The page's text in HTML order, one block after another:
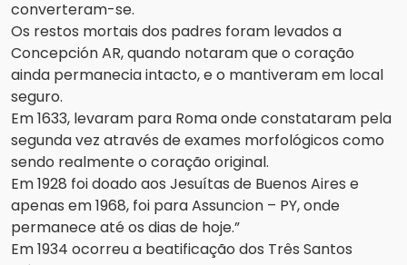
converteram-se.
Os restos mortais dos padres foram levados a
Concepción AR, quando notaram que o coração
ainda permanecia intacto, e o mantiveram em local
seguro.
Em 1633, levaram para Roma onde constataram pela
segunda vez através de exames morfológicos como
sendo realmente o coração original.
Em 1928 foi doado aos Jesuítas de Buenos Aires e
apenas em 1968, foi para Assuncion – PY, onde
permanece até os dias de hoje.”
Em 1934 ocorreu a beatificação dos Três Santos